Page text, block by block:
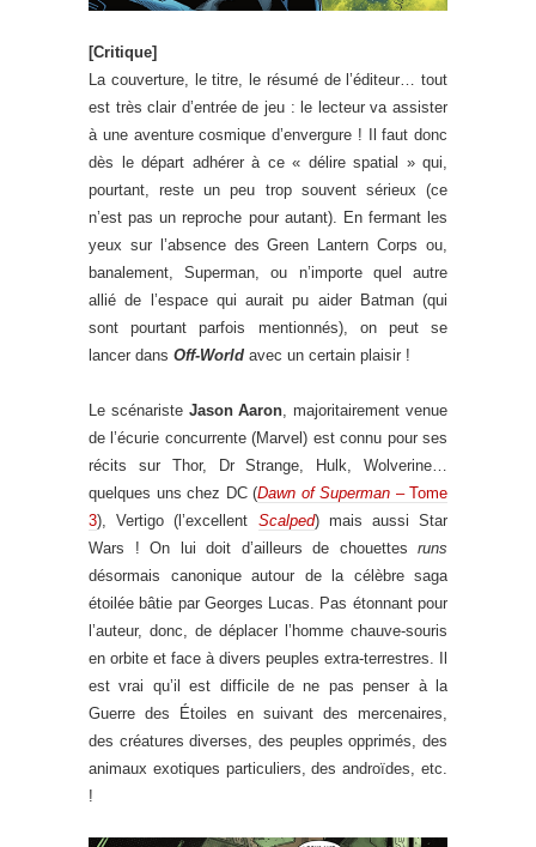
[Critique]
La couverture, le titre, le résumé de l’éditeur… tout
est très clair d’entrée de jeu : le lecteur va assister
à une aventure cosmique d’envergure ! Il faut donc
dès le départ adhérer à ce « délire spatial » qui,
pourtant, reste un peu trop souvent sérieux (ce
n’est pas un reproche pour autant). En fermant les
yeux sur l’absence des Green Lantern Corps ou,
banalement, Superman, ou n’importe quel autre
allié de l’espace qui aurait pu aider Batman (qui
sont pourtant parfois mentionnés), on peut se
lancer dans Off-World avec un certain plaisir !
Le scénariste Jason Aaron , majoritairement venue
de l’écurie concurrente (Marvel) est connu pour ses
récits sur Thor, Dr Strange, Hulk, Wolverine…
quelques uns chez DC (Dawn of Superman – Tome
3), Vertigo (l’excellent Scalped) mais aussi Star
Wars ! On lui doit d’ailleurs de chouettes runs
désormais canonique autour de la célèbre saga
étoilée bâtie par Georges Lucas. Pas étonnant pour
l’auteur, donc, de déplacer l’homme chauve-souris
en orbite et face à divers peuples extra-terrestres. Il
est vrai qu’il est difficile de ne pas penser à la
Guerre des Étoiles en suivant des mercenaires,
des créatures diverses, des peuples opprimés, des
animaux exotiques particuliers, des androïdes, etc.
!